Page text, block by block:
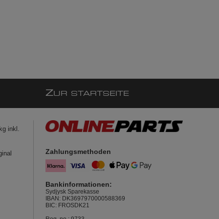
inkl.
ZUR STARTSEITE
Zahlungsmethoden
Bankinformationen:
Sydjysk Sparekasse
IBAN: DK3697970000588369
BIC: FROSDK21